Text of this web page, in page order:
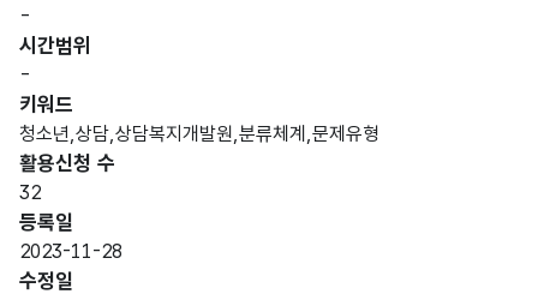
-
시간범위
-
키워드
청소년,상담,상담복지개발원,분류체계,문제유형
활용신청 수
32
등록일
2023-11-28
수정일